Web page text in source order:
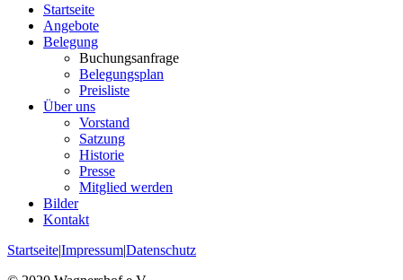
Startseite
Angebote
Belegung
Buchungsanfrage
Belegungsplan
Preisliste
Über uns
Vorstand
Satzung
Historie
Presse
Mitglied werden
Bilder
Kontakt
Startseite|Impressum|Datenschutz